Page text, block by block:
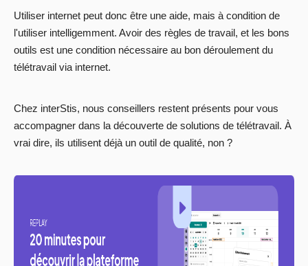
Utiliser internet peut donc être une aide, mais à condition de
l'utiliser intelligemment. Avoir des règles de travail, et les bons
outils est une condition nécessaire au bon déroulement du
télétravail via internet.
Chez interStis, nous conseillers restent présents pour vous
accompagner dans la découverte de solutions de télétravail. À
vrai dire, ils utilisent déjà un outil de qualité, non ?